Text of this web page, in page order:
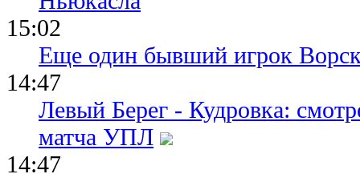
15:02
Еще один бывший игрок
14:47
Левый Берег - Кудровка:
матча УПЛ
14:47